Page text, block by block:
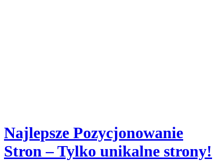
Najlepsze Pozycjonowanie
Stron – Tylko unikalne strony!